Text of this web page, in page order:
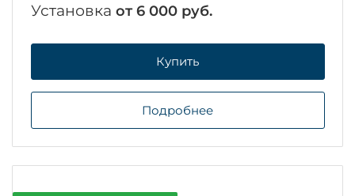
Установка от 6 000 руб.
Купить
Подробнее